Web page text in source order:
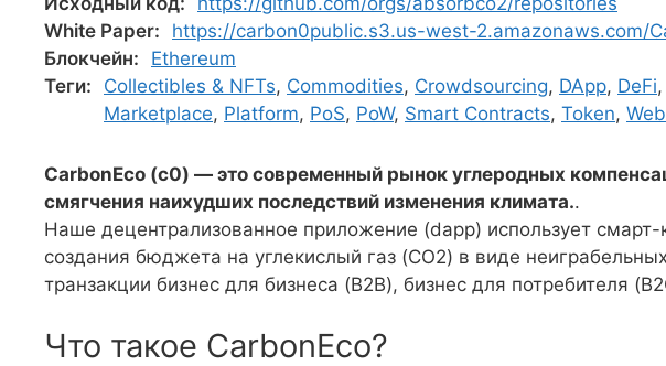
White Paper:
https://carbon0public.s3.us-west-2.amazonaws.com/
Блокчейн:
Ethereum
Теги:
Collectibles & NFTs, Commodities, Crowdsourcing, DApp, DeFi,
Marketplace, Platform, PoS, PoW, Smart Contracts, Token,
CarbonEco (c0) — это современный рынок углеродных
смягчения наихудших последствий изменения климата..
Наше децентрализованное приложение (dapp) использует смарт-
создания бюджета на углекислый газ (CO2) в виде
транзакции бизнес для бизнеса (B2B), бизнес для потребителя
Что такое CarbonEco?